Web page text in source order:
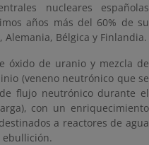
nucleares españolas
años más del 60% de su
Alemania, Bélgica y Finlandia.
óxido de uranio y mezcla de
(veneno neutrónico que se
flujo neutrónico durante el
con un enriquecimiento
a reactores de agua
ebullición.